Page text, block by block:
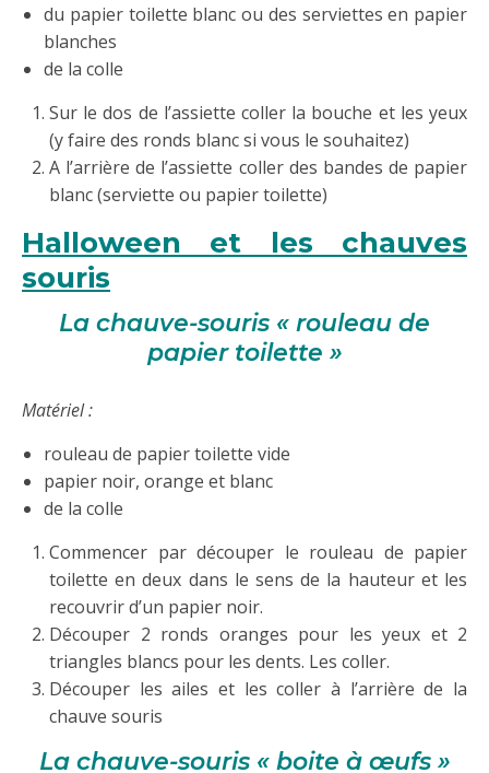
du papier toilette blanc ou des serviettes en papier
blanches
de la colle
Sur le dos de l’assiette coller la bouche et les yeux
(y faire des ronds blanc si vous le souhaitez)
A l’arrière de l’assiette coller des bandes de papier
blanc (serviette ou papier toilette)
Halloween et les chauves
souris
La chauve-souris « rouleau de
papier toilette »
Matériel :
rouleau de papier toilette vide
papier noir, orange et blanc
de la colle
Commencer par découper le rouleau de papier
toilette en deux dans le sens de la hauteur et les
recouvrir d’un papier noir.
Découper 2 ronds oranges pour les yeux et 2
triangles blancs pour les dents. Les coller.
Découper les ailes et les coller à l’arrière de la
chauve souris
La chauve-souris « boite à œufs »